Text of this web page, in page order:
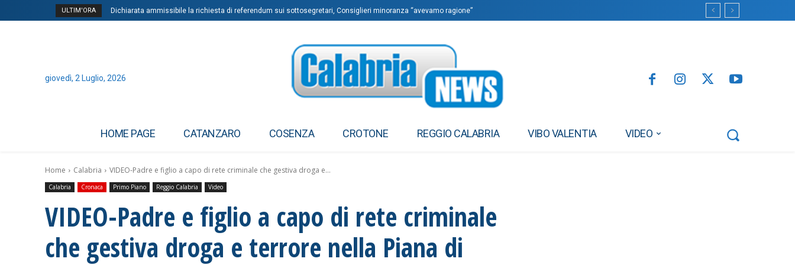
ULTIM'ORA Dichiarata ammissibile la richiesta di referendum sui sottosegretari, Consiglieri minoranza “avevamo ragione”
giovedì, 2 Luglio, 2026
HOME PAGE CATANZARO COSENZA CROTONE REGGIO CALABRIA VIBO VALENTIA VIDEO
Home Calabria VIDEO-Padre e figlio a capo di rete criminale che gestiva droga e...
Calabria Cronaca Primo Piano Reggio Calabria Video
VIDEO-Padre e figlio a capo di rete criminale
che gestiva droga e terrore nella Piana di